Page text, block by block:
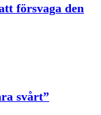
försvaga den
svårt”